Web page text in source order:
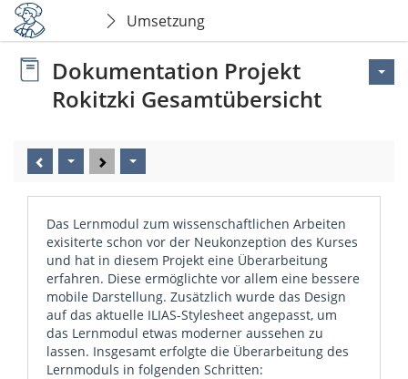
Umsetzung
Dokumentation Projekt
Rokitzki Gesamtübersicht
Das Lernmodul zum wissenschaftlichen Arbeiten
exisiterte schon vor der Neukonzeption des Kurses
und hat in diesem Projekt eine Überarbeitung
erfahren. Diese ermöglichte vor allem eine bessere
mobile Darstellung. Zusätzlich wurde das Design
auf das aktuelle ILIAS-Stylesheet angepasst, um
das Lernmodul etwas moderner aussehen zu
lassen. Insgesamt erfolgte die Überarbeitung des
Lernmoduls in folgenden Schritten: